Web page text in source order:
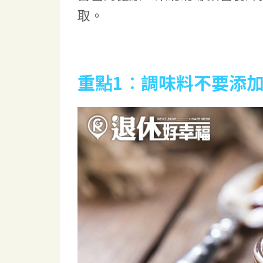
取。
重點1 ︰ 調味料不要添